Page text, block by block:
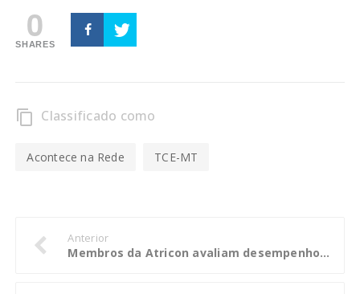
0
SHARES
content_copy Classificado como
Acontece na Rede TCE-MT
Anterior
Membros da Atricon avaliam desempenho do TCE-AC